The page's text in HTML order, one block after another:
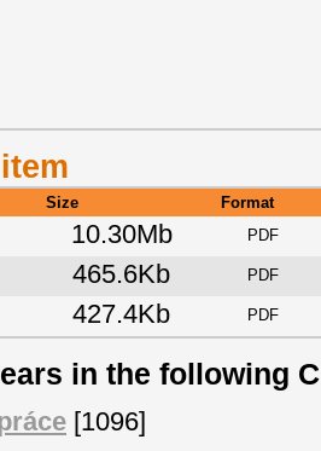
Size
Format
10.30Mb PDF
465.6Kb PDF
427.4Kb PDF
in the following
[1096]